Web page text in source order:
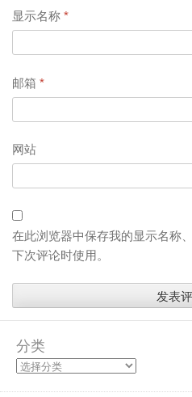
显示名称 *
邮箱 *
网站
在此浏览器中保存我的显示名称
下次评论时使用。
分类